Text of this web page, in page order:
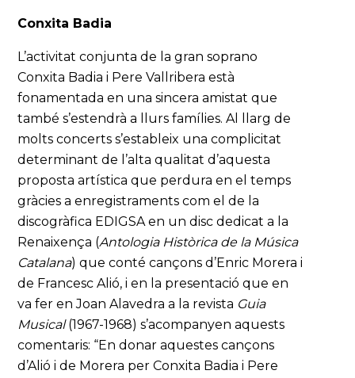
Conxita Badia
L’activitat conjunta de la gran soprano
Conxita Badia i Pere Vallribera està
fonamentada en una sincera amistat que
també s’estendrà a llurs famílies. Al llarg de
molts concerts s’estableix una complicitat
determinant de l’alta qualitat d’aquesta
proposta artística que perdura en el temps
gràcies a enregistraments com el de la
discogràfica EDIGSA en un disc dedicat a la
Renaixença (Antologia Històrica de la Música
Catalana) que conté cançons d’Enric Morera i
de Francesc Alió, i en la presentació que en
va fer en Joan Alavedra a la revista Guia
Musical(1967-1968) s’acompanyen aquests
comentaris: “En donar aquestes cançons
d’Alió i de Morera per Conxita Badia i Pere